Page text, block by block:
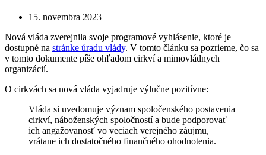
15. novembra 2023
Nová vláda zverejnila svoje programové vyhlásenie, ktoré je
dostupné na stránke úradu vlády. V tomto článku sa pozrieme, čo sa
v tomto dokumente píše ohľadom cirkví a mimovládnych
organizácií.
O cirkvách sa nová vláda vyjadruje výlučne pozitívne:
Vláda si uvedomuje význam spoločenského postavenia
cirkví, náboženských spoločností a bude podporovať
ich angažovanosť vo veciach verejného záujmu,
vrátane ich dostatočného finančného ohodnotenia.